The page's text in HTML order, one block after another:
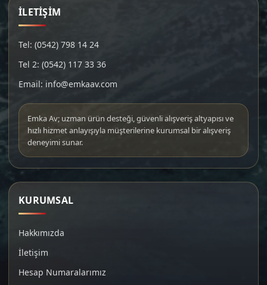
İLETİŞİM
Tel: (0542) 798 14 24
Tel 2: (0542) 117 33 36
Email: info@emkaav.com
Emka Av; uzman ürün desteği, güvenli alışveriş altyapısı ve
hızlı hizmet anlayışıyla müşterilerine kurumsal bir alışveriş
deneyimi sunar.
KURUMSAL
Hakkımızda
İletişim
Hesap Numaralarımız